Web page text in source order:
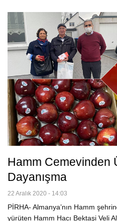
Hamm Cemevinden
Dayanışma
22 Aralık 2020 - 14:03
PİRHA- Almanya’nın Hamm
yürüten Hamm Hacı Bektaşi Veli